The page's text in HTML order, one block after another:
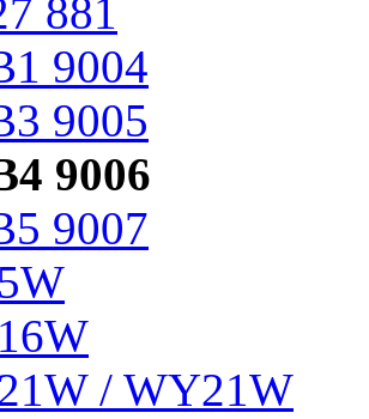
881
9004
9005
9006
9007
/ WY21W